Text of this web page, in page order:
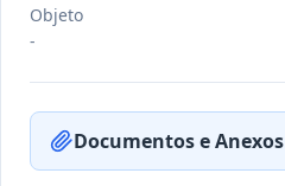
-/-
Objeto
-
Documentos e Anexos